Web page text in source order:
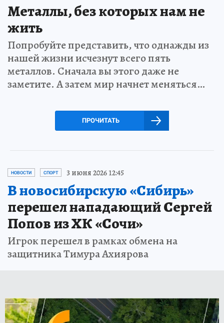
Металлы, без которых нам не
жить
Попробуйте представить, что однажды из
нашей жизни исчезнут всего пять
металлов. Сначала вы этого даже не
заметите. А затем мир начнет меняться…
ПРОЧИТАТЬ
НОВОСТИ СПОРТ 3 июня 2026 12:45
В новосибирскую «Сибирь»
перешел нападающий Сергей
Попов из ХК «Сочи»
Игрок перешел в рамках обмена на
защитника Тимура Ахиярова